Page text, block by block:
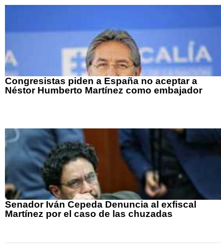
Congresistas piden a España no aceptar a
Néstor Humberto Martínez como embajador
Senador Iván Cepeda Denuncia al exfiscal
Martínez por el caso de las chuzadas